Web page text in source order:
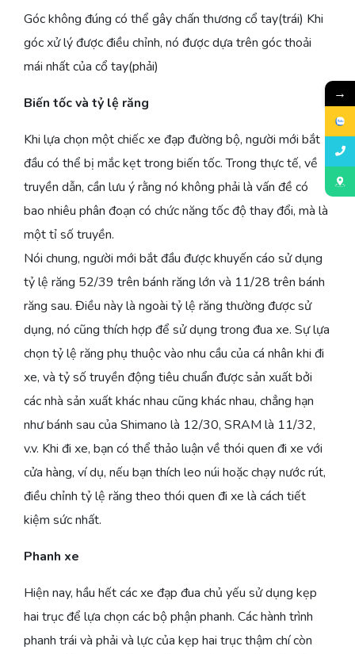
Góc không đúng có thể gây chấn thương cổ tay(trái) Khi
góc xử lý được điều chỉnh, nó được dựa trên góc thoải
mái nhất của cổ tay(phải)
Biến tốc và tỷ lệ răng
Khi lựa chọn một chiếc xe đạp đường bộ, người mới bắt
đầu có thể bị mắc kẹt trong biến tốc. Trong thực tế, về
truyền dẫn, cần lưu ý rằng nó không phải là vấn đề có
bao nhiêu phân đoạn có chức năng tốc độ thay đổi, mà là
một tỉ số truyền.
Nói chung, người mới bắt đầu được khuyến cáo sử dụng
tỷ lệ răng 52/39 trên bánh răng lớn và 11/28 trên bánh
răng sau. Điều này là ngoài tỷ lệ răng thường được sử
dụng, nó cũng thích hợp để sử dụng trong đua xe. Sự lựa
chọn tỷ lệ răng phụ thuộc vào nhu cầu của cá nhân khi đi
xe, và tỷ số truyền động tiêu chuẩn được sản xuất bởi
các nhà sản xuất khác nhau cũng khác nhau, chẳng hạn
như bánh sau của Shimano là 12/30, SRAM là 11/32,
v.v. Khi đi xe, bạn có thể thảo luận về thói quen đi xe với
cửa hàng, ví dụ, nếu bạn thích leo núi hoặc chạy nước rút,
điều chỉnh tỷ lệ răng theo thói quen đi xe là cách tiết
kiệm sức nhất.
Phanh xe
Hiện nay, hầu hết các xe đạp đua chủ yếu sử dụng kẹp
hai trục để lựa chọn các bộ phận phanh. Các hành trình
phanh trái và phải và lực của kẹp hai trục thậm chí còn
→